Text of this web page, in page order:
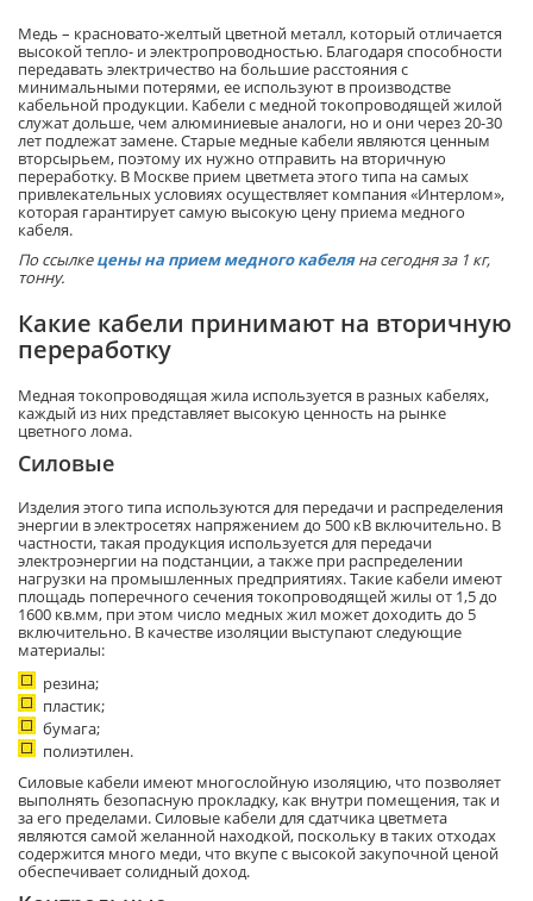
Медь – красновато-желтый цветной металл, который отличается
высокой тепло- и электропроводностью. Благодаря способности
передавать электричество на большие расстояния с
минимальными потерями, ее используют в производстве
кабельной продукции. Кабели с медной токопроводящей жилой
служат дольше, чем алюминиевые аналоги, но и они через 20-30
лет подлежат замене. Старые медные кабели являются ценным
вторсырьем, поэтому их нужно отправить на вторичную
переработку. В Москве прием цветмета этого типа на самых
привлекательных условиях осуществляет компания «Интерлом»,
которая гарантирует самую высокую цену приема медного
кабеля.
По ссылкецены на прием медного кабеляна сегодня за 1 кг,
тонну.
Какие кабели принимают на вторичную
переработку
Медная токопроводящая жила используется в разных кабелях,
каждый из них представляет высокую ценность на рынке
цветного лома.
Силовые
Изделия этого типа используются для передачи и распределения
энергии в электросетях напряжением до 500 кВ включительно. В
частности, такая продукция используется для передачи
электроэнергии на подстанции, а также при распределении
нагрузки на промышленных предприятиях. Такие кабели имеют
площадь поперечного сечения токопроводящей жилы от 1,5 до
1600 кв.мм, при этом число медных жил может доходить до 5
включительно. В качестве изоляции выступают следующие
материалы:
резина;
пластик;
бумага;
полиэтилен.
Силовые кабели имеют многослойную изоляцию, что позволяет
выполнять безопасную прокладку, как внутри помещения, так и
за его пределами. Силовые кабели для сдатчика цветмета
являются самой желанной находкой, поскольку в таких отходах
содержится много меди, что вкупе с высокой закупочной ценой
обеспечивает солидный доход.